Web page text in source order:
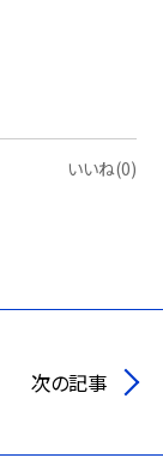
いいね(0)
次の記事